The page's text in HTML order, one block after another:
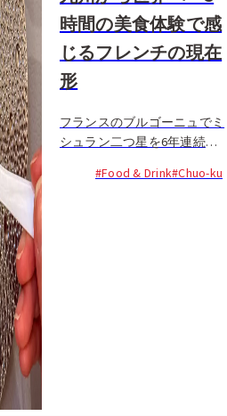
時間の美食体験で感
じるフレンチの現在
形
フランスのブルゴーニュでミ
シュラン二つ星を6年連続獲
ナーシェフ濵野 雅文さん
#Food & Drink#Chuo-ku